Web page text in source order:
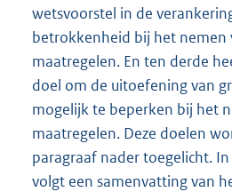
wetsvoorstel in de
betrokkenheid bij het nemen
maatregelen. En ten derde
doel om de uitoefening van
mogelijk te beperken bij het
maatregelen. Deze doelen
paragraaf nader toegelicht.
volgt een samenvatting van